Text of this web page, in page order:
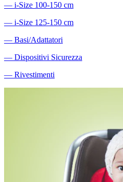
― i-Size 100-150 cm
― i-Size 125-150 cm
― Basi/Adattatori
― Dispositivi Sicurezza
― Rivestimenti